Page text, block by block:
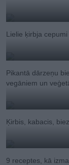
Lielie ķirbja
Pikantā dārzeņu
vegāniem un
Ķirbis, kabacis,
9 receptes, kā